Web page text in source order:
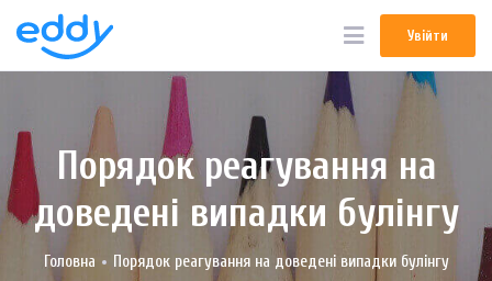
Увійти
Увійти
Порядок реагування на
доведені випадки булінгу
Головна Порядок реагування на доведені випадки булінгу